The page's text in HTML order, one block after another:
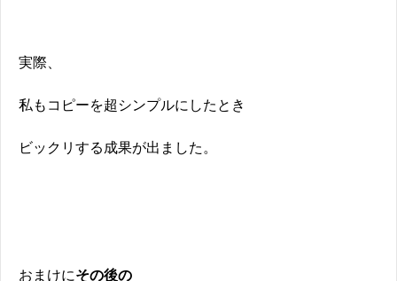
実際、
私もコピーを超シンプルにしたとき
ビックリする成果が出ました。
おまけにその後の